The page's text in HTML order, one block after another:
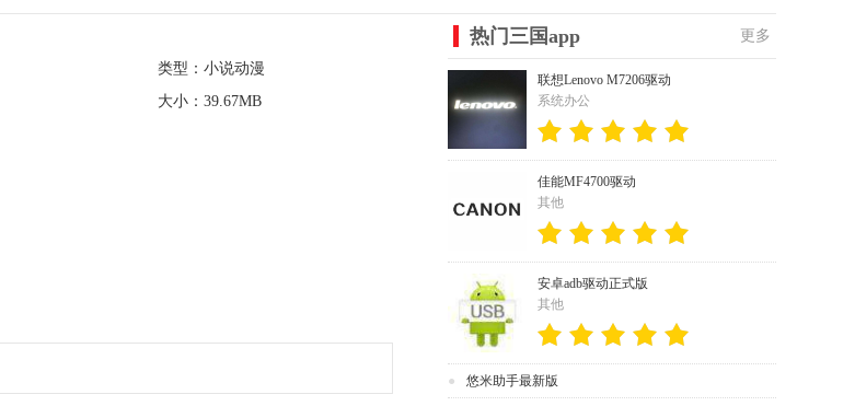
类型：小说动漫
大小：39.67MB
热门三国app 更多
联想Lenovo M7206驱动
系统办公
佳能MF4700驱动
其他
安卓adb驱动正式版
其他
悠米助手最新版